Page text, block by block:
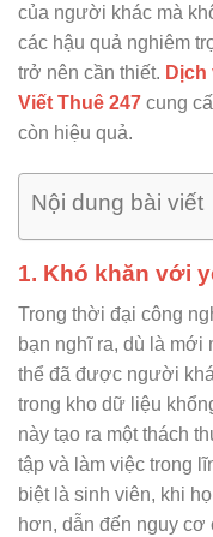
của người khác mà
các hậu quả nghiêm
trở nên cần thiết.
Viết Thuê 247 cung
còn hiệu quả.
Nội dung bài viết
1. Khó khăn với
Trong thời đại công
bạn nghĩ ra, dù là mới
thể đã được người
trong kho dữ liệu
này tạo ra một thách
tập và làm việc trong
biệt là sinh viên, khi
hơn, dẫn đến nguy cơ